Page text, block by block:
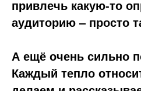
привлечь какую-то
аудиторию ‒ просто
А ещё очень сильно
Каждый тепло